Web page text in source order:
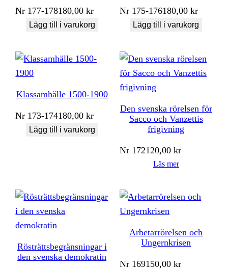
Nr 177-178180,00kr
Lägg till i varukorg
Nr 175-176180,00kr
Lägg till i varukorg
Klassamhälle 1500-1900
Nr 173-174180,00kr
Lägg till i varukorg
Den svenska rörelsen för
Sacco och Vanzettis
frigivning
Nr 172120,00kr
Läs mer
Rösträttsbegränsningar i
den svenska demokratin
Arbetarrörelsen och
Ungernkrisen
Nr 169150,00kr